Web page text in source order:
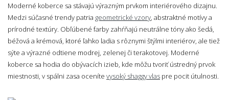
Moderné koberce sa stávajú výrazným prvkom interiérového dizajnu.
Medzi súčasné trendy patria geometrické vzory, abstraktné motívy a
prírodné textúry. Obľúbené farby zahŕňajú neutrálne tóny ako šedá,
béžová a krémová, ktoré ľahko ladia s rôznymi štýlmi interiérov, ale tiež
sýte a výrazné odtiene modrej, zelenej či terakotovej. Moderné
koberce sa hodia do obývacích izieb, kde môžu tvoriť ústredný prvok
miestnosti, v spálni zasa oceníte vysoký shaggy vlas pre pocit útulnosti.